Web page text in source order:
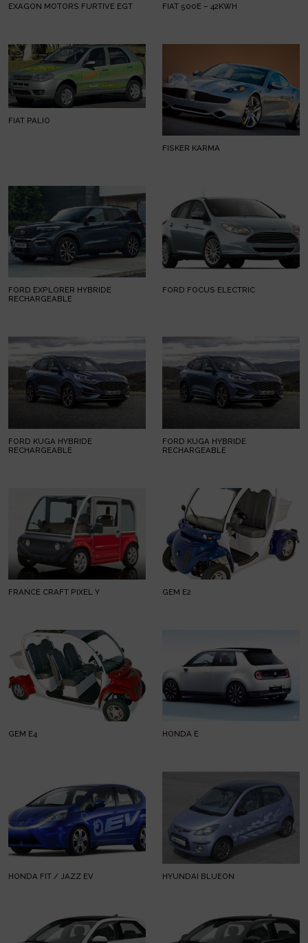
EXAGON MOTORS FURTIVE EGT FIAT 500E – 42KWH
FIAT PALIO
FISKER KARMA
FORD EXPLORER HYBRIDE
RECHARGEABLE
FORD FOCUS ELECTRIC
FORD KUGA HYBRIDE
RECHARGEABLE
FORD KUGA HYBRIDE
RECHARGEABLE
FRANCE CRAFT PIXEL Y GEM E2
GEM E4 HONDA E
HONDA FIT / JAZZ EV HYUNDAI BLUEON